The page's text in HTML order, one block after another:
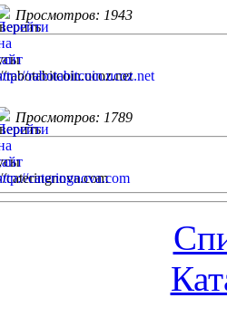
Просмотров: 1943
Просмотров: 1789